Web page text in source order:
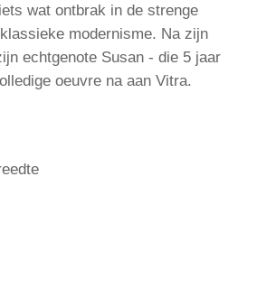
wat ontbrak in de strenge
modernisme. Na zijn
echtgenote Susan - die 5 jaar
oeuvre na aan Vitra.